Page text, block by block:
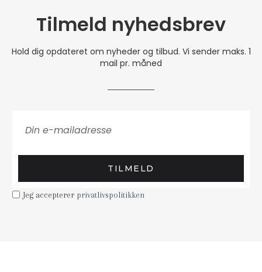
Tilmeld nyhedsbrev
Hold dig opdateret om nyheder og tilbud. Vi sender maks. 1
mail pr. måned
TILMELD
Jeg accepterer privatlivspolitikken